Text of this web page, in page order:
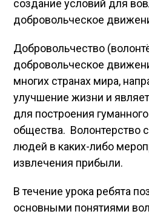
создание условий для
добровольческое
Добровольчество
добровольческое
многих странах мира,
улучшение жизни и
для построения
общества. Волонтерство
людей в каких-либо
извлечения прибыли.
В течение урока ребята
основными понятиями